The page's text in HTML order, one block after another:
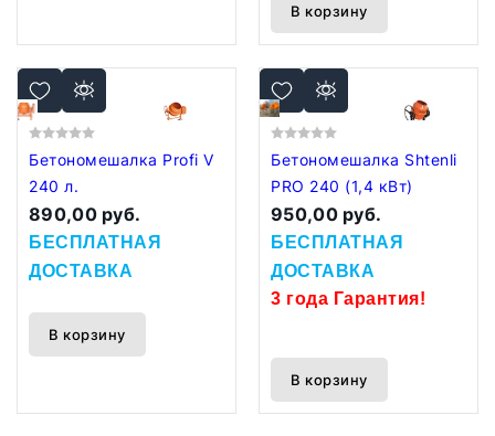
В корзину
Бетономешалка Profi V
240 л.
890,00 руб.
БЕСПЛАТНАЯ
ДОСТАВКА
В корзину
Бетономешалка Shtenli
PRO 240 (1,4 кВт)
950,00 руб.
БЕСПЛАТНАЯ
ДОСТАВКА
3 года Гарантия!
В корзину